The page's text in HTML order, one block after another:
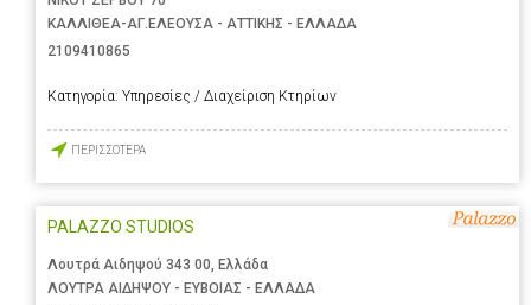
ΚΑΛΛΙΘΕΑ-ΑΓ.ΕΛΕΟΥΣΑ - ΑΤΤΙΚΗΣ - ΕΛΛΑΔΑ
2109410865
Κατηγορία: Υπηρεσίες / Διαχείριση Κτηρίων
ΠΕΡΙΣΣΟΤΕΡΑ
PALAZZO STUDIOS
Λουτρά Αιδηψού 343 00, Ελλάδα
ΛΟΥΤΡΑ ΑΙΔΗΨΟΥ - ΕΥΒΟΙΑΣ - ΕΛΛΑΔΑ